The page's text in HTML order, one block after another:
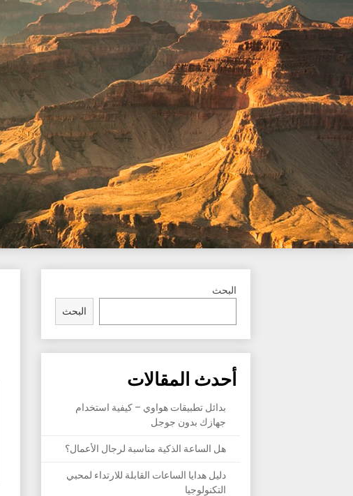
to
content
البحث
البحث
أحدث المقالات
بدائل تطبيقات هواوي – كيفية استخدام
جهازك بدون جوجل
هل الساعة الذكية مناسبة لرجال الأعمال؟
دليل هدايا الساعات القابلة للارتداء لمحبي
التكنولوجيا